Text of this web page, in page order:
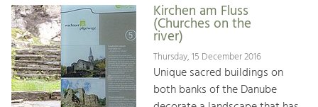
Kirchen am Fluss
(Churches on the
river)
Thursday, 15 December 2016
Unique sacred buildings on
both banks of the Danube